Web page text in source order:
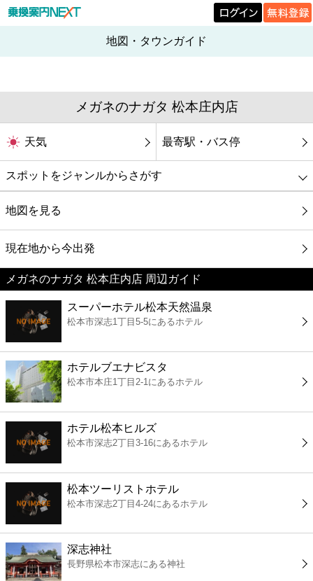
地図・タウンガイド
メガネのナガタ 松本庄内店
天気 最寄駅・バス停
スポットをジャンルからさがす
グルメ
映画
美容
コンビニ
薬局
スーパー
エンタメ
レジャー
書店
ファミレス
地図を見る
現在地から今出発
メガネのナガタ 松本庄内店 周辺ガイド
スーパーホテル松本天然温泉
松本市深志1丁目5-5にあるホテル
ホテルブエナビスタ
松本市本庄1丁目2-1にあるホテル
ホテル松本ヒルズ
松本市深志2丁目3-16にあるホテル
松本ツーリストホテル
松本市深志2丁目4-24にあるホテル
深志神社
長野県松本市深志にある神社